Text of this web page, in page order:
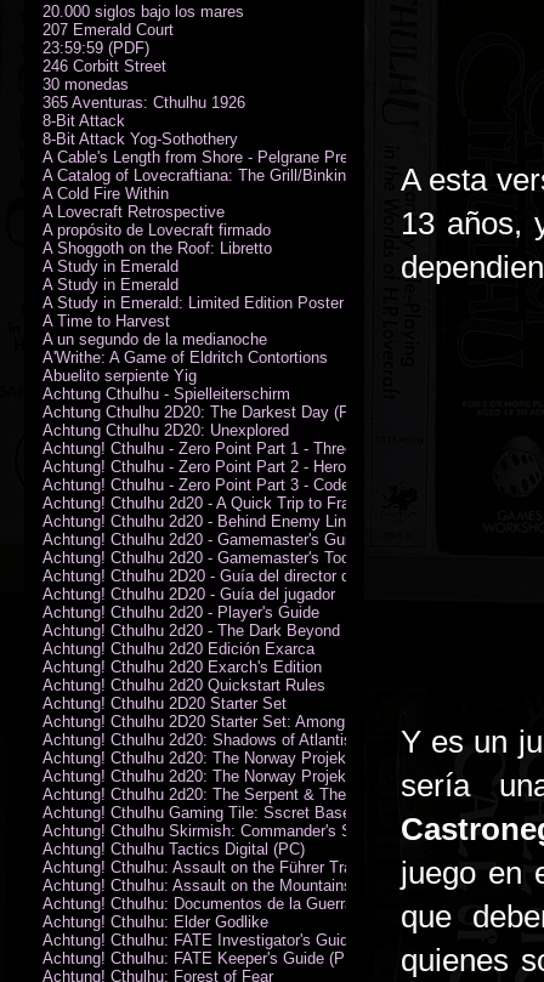
A esta
13 años,
Y es un
sería
juego en
que
quienes
20.000 siglos bajo los mares
207 Emerald Court
23:59:59 (PDF)
246 Corbitt Street
30 monedas
365 Aventuras: Cthulhu 1926
8-Bit Attack
8-Bit Attack Yog-Sothothery
A Cable's Length from Shore - Pelgrane Press' FreeRPG 2018 (PDF)
A Catalog of Lovecraftiana: The Grill/Binkin Collection
A Cold Fire Within
A Lovecraft Retrospective
A propósito de Lovecraft firmado
A Shoggoth on the Roof: Libretto
A Study in Emerald
A Study in Emerald
A Study in Emerald: Limited Edition Poster (Neil Gaiman)
A Time to Harvest
A un segundo de la medianoche
A'Writhe: A Game of Eldritch Contortions
Abuelito serpiente Yig
Achtung Cthulhu - Spielleiterschirm
Achtung Cthulhu 2D20: The Darkest Day (PDF)
Achtung Cthulhu 2D20: Unexplored
Achtung! Cthulhu - Zero Point Part 1 - Three Kings
Achtung! Cthulhu - Zero Point Part 2 - Heroes of the Sea
Achtung! Cthulhu - Zero Point Part 3 - Code of Honour (PDF)
Achtung! Cthulhu 2d20 - A Quick Trip to France (PDF)
Achtung! Cthulhu 2d20 - Behind Enemy Lines
Achtung! Cthulhu 2d20 - Gamemaster's Guide
Achtung! Cthulhu 2d20 - Gamemaster's Toolkit
Achtung! Cthulhu 2D20 - Guía del director de juego
Achtung! Cthulhu 2D20 - Guía del jugador
Achtung! Cthulhu 2d20 - Player's Guide
Achtung! Cthulhu 2d20 - The Dark Beyond
Achtung! Cthulhu 2d20 Edición Exarca
Achtung! Cthulhu 2d20 Exarch's Edition
Achtung! Cthulhu 2d20 Quickstart Rules
Achtung! Cthulhu 2D20 Starter Set
Achtung! Cthulhu 2D20 Starter Set: Among the Wolves (PDF)
Achtung! Cthulhu 2d20: Shadows of Atlantis
Achtung! Cthulhu 2d20: The Norway Projekt
Achtung! Cthulhu 2d20: The Norway Projekt (PDF)
Achtung! Cthulhu 2d20: The Serpent & The Sands
Achtung! Cthulhu Gaming Tile: Sscret Base & Icy Ruins
Achtung! Cthulhu Skirmish: Commander's Set
Achtung! Cthulhu Tactics Digital (PC)
Achtung! Cthulhu: Assault on the Führer Train
Achtung! Cthulhu: Assault on the Mountains of Madness
Achtung! Cthulhu: Documentos de la Guerra Secreta
Achtung! Cthulhu: Elder Godlike
Achtung! Cthulhu: FATE Investigator's Guide (PDF)
Achtung! Cthulhu: FATE Keeper's Guide (PDF)
Achtung! Cthulhu: Forest of Fear